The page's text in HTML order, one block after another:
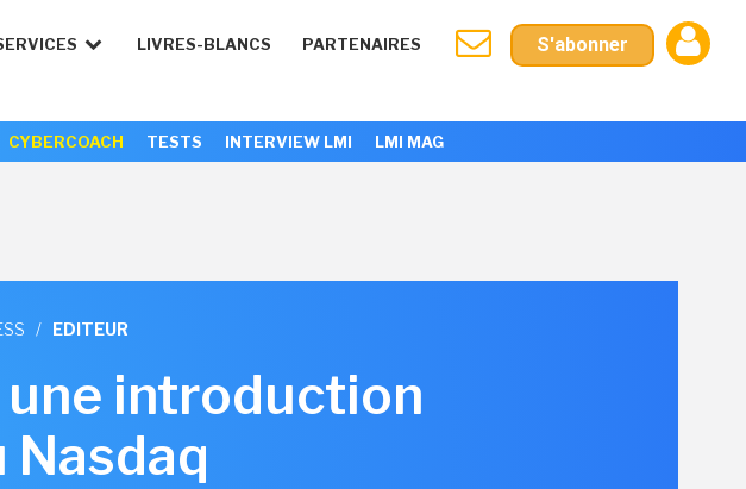
LIVRES-BLANCS PARTENAIRES S'abonner
CYBERCOACH TESTS INTERVIEW LMI LMI MAG
/ EDITEUR
une introduction